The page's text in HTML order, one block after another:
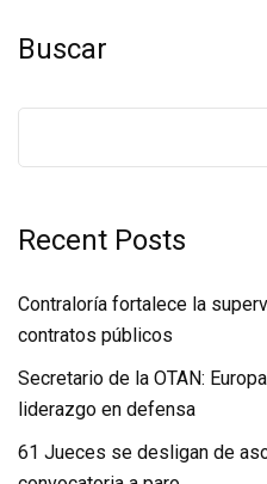
Buscar
Recent Posts
Contraloría fortalece la
contratos públicos
Secretario de la OTAN:
liderazgo en defensa
61 Jueces se desligan de